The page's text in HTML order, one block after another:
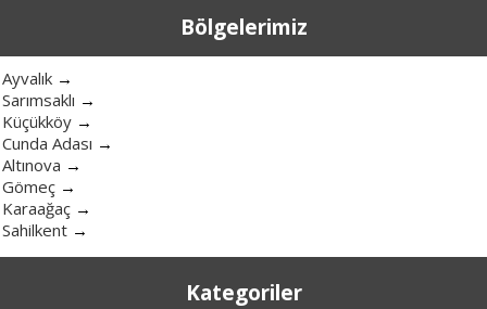
Bölgelerimiz
Ayvalık →
Sarımsaklı →
Küçükköy →
Cunda Adası →
Altınova →
Gömeç →
Karaağaç →
Sahilkent →
Kategoriler